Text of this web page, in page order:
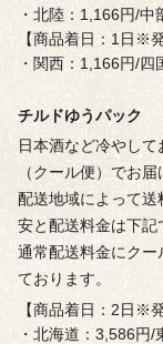
・北陸：1,166円/
【商品着日：1日※
・関西：1,166円/
チルドゆうパック
日本酒など冷やし
（クール便）でお届
配送地域によって送
安と配送料金は下記
通常配送料金にクー
ております。
【商品着日：2日※
・北海道：3,586円